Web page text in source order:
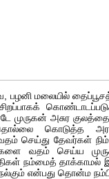
மலையில்
முருகன் அசுர
கொடுத்த
வதம் செய்து தேவர்கள்
வதம் செய்ய
நம்மைத் தாக்காமல்
என்பது தொன்ம